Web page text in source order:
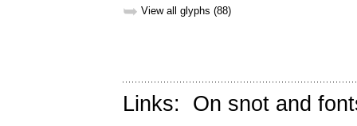
➥ View all glyphs (88)
Links: On snot and